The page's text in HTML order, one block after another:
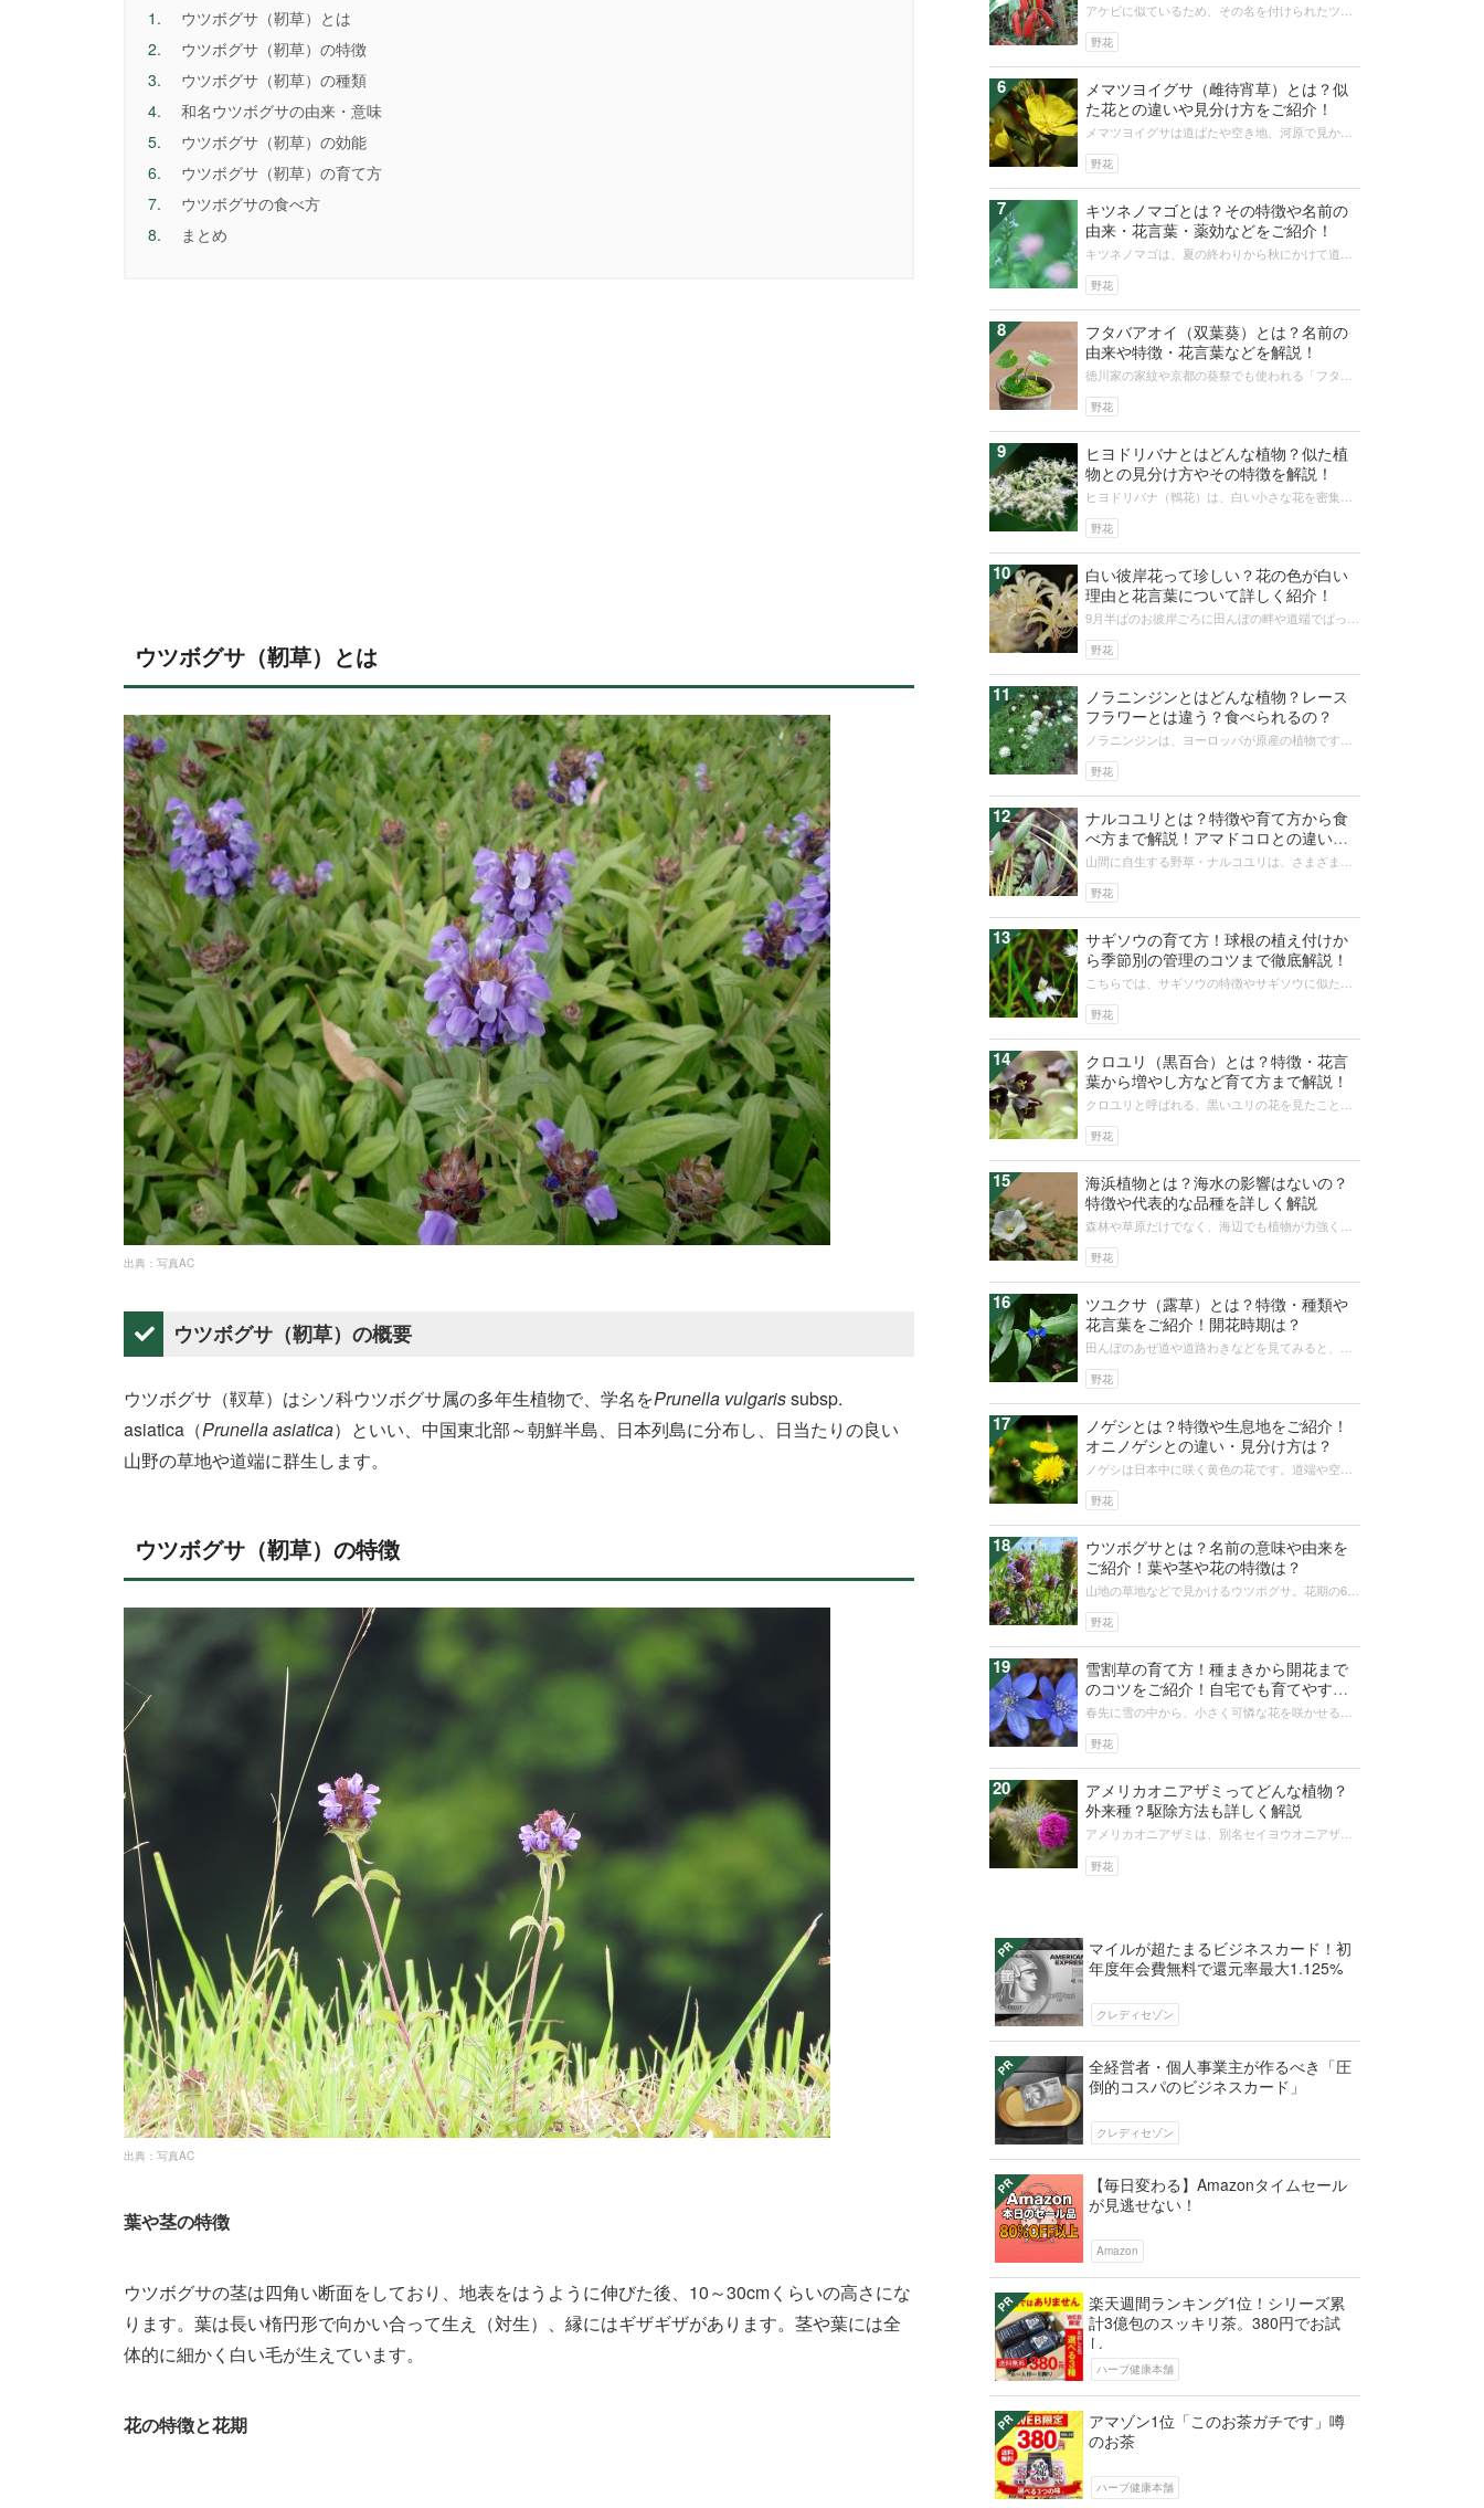
1.
ウツボグサ（靭草）とは
2.
ウツボグサ（靭草）の特徴
3.
ウツボグサ（靭草）の種類
4.
和名ウツボグサの由来・意味
5.
ウツボグサ（靭草）の効能
6.
ウツボグサ（靭草）の育て方
7.
ウツボグサの食べ方
8.
まとめ
ウツボグサ（靭草）とは
出典：写真AC
ウツボグサ（靭草）の概要
ウツボグサ（靫草）はシソ科ウツボグサ属の多年生植物で、学名をPrunella vulgarissubsp.
asiatica（Prunella asiatica）といい、中国東北部～朝鮮半島、日本列島に分布し、日当たりの良い
山野の草地や道端に群生します。
ウツボグサ（靭草）の特徴
出典：写真AC
葉や茎の特徴
ウツボグサの茎は四角い断面をしており、地表をはうように伸びた後、10～30cmくらいの高さにな
ります。葉は長い楕円形で向かい合って生え（対生）、縁にはギザギザがあります。茎や葉には全
体的に細かく白い毛が生えています。
花の特徴と花期
野花
アケビに似ているため、その名を付けられたツチ
す。どこが違うのでしょうか。効能・薬...
6
野花
メマツヨイグサ（雌待宵草）とは？似
た花との違いや見分け方をご紹介！
メマツヨイグサは道ばたや空き地、河原で見かけ
わいい花が咲き、昼間は見る機会があ...
7
野花
キツネノマゴとは？その特徴や名前の
由来・花言葉・薬効などをご紹介！
キツネノマゴは、夏の終わりから秋にかけて道ば
本で昔から親しまれてきた野の花です...
8
野花
フタバアオイ（双葉葵）とは？名前の
由来や特徴・花言葉などを解説！
徳川家の家紋や京都の葵祭でも使われる「フタバ
ージがありますが、ご家庭でも簡単に...
9
野花
ヒヨドリバナとはどんな植物？似た植
物との見分け方やその特徴を解説！
ヒヨドリバナ（鵯花）は、白い小さな花を密集し
する植物です。種類が豊富で似た植物...
10
野花
白い彼岸花って珍しい？花の色が白い
理由と花言葉について詳しく紹介！
9月半ばのお彼岸ごろに田んぼの畔や道端でぱっと
「赤」という印象が強いですが、中には...
11
野花
ノラニンジンとはどんな植物？レース
フラワーとは違う？食べられるの？
ノラニンジンは、ヨーロッパが原産の植物です。
開花時期になると小さくて繊細なレー...
12
野花
ナルコユリとは？特徴や育て方から食
べ方まで解説！アマドコロとの違い
は？
山間に自生する野草・ナルコユリは、さまざまな
薬草としても使われるナルコユリは、...
13
野花
サギソウの育て方！球根の植え付けか
ら季節別の管理のコツまで徹底解説！
こちらでは、サギソウの特徴やサギソウに似た
めて栽培する方にも分かりやすく、サギ...
14
野花
クロユリ（黒百合）とは？特徴・花言
葉から増やし方など育て方まで解説！
クロユリと呼ばれる、黒いユリの花を見たことは
ち、花の色と球根の形が珍しいのが...
15
野花
海浜植物とは？海水の影響はないの？
特徴や代表的な品種を詳しく解説
森林や草原だけでなく、海辺でも植物が力強く生
植物」といわれ、内陸の植物とは一線...
16
野花
ツユクサ（露草）とは？特徴・種類や
花言葉をご紹介！開花時期は？
田んぼのあぜ道や道路わきなどを見てみると、ツ
サは生命力が強く、手をかけなくても...
17
野花
ノゲシとは？特徴や生息地をご紹介！
オニノゲシとの違い・見分け方は？
ノゲシは日本中に咲く黄色の花です。道端や空き
ノゲシやたんぽぽに似て間違われやす...
18
野花
ウツボグサとは？名前の意味や由来を
ご紹介！葉や茎や花の特徴は？
山地の草地などで見かけるウツボグサ。花期の6～
く、白やピンクもまれにみられま...
19
野花
雪割草の育て方！種まきから開花まで
のコツをご紹介！自宅でも育てやす
い？
春先に雪の中から、小さく可憐な花を咲かせるこ
でも、耐寒性に優れ、育てやすさが簡...
20
野花
アメリカオニアザミってどんな植物？
外来種？駆除方法も詳しく解説
アメリカオニアザミは、別名セイヨウオニアザミ
アザミとよく似ていますが、環境省か...
マイルが超たまるビジネスカード！初
年度年会費無料で還元率最大1.125%
クレディセゾン
全経営者・個人事業主が作るべき「圧
倒的コスパのビジネスカード」
クレディセゾン
【毎日変わる】Amazonタイムセール
が見逃せない！
Amazon
楽天週間ランキング1位！シリーズ累
計3億包のスッキリ茶。380円でお試
し
ハーブ健康本舗
アマゾン1位「このお茶ガチです」噂
のお茶
ハーブ健康本舗